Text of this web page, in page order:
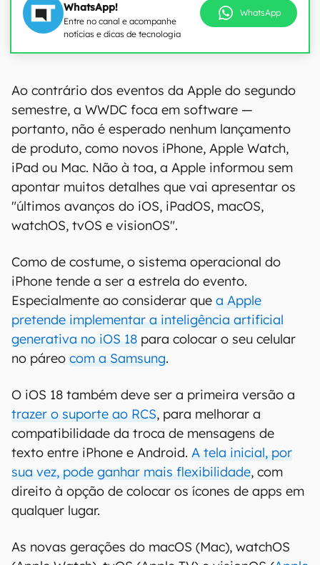
WhatsApp!
Entre no canal e acompanhe
notícias e dicas de tecnologia
WhatsApp
Ao contrário dos eventos da Apple do segundo
semestre, a WWDC foca em software —
portanto, não é esperado nenhum lançamento
de produto, como novos iPhone, Apple Watch,
iPad ou Mac. Não à toa, a Apple informou sem
apontar muitos detalhes que vai apresentar os
"últimos avanços do iOS, iPadOS, macOS,
watchOS, tvOS e visionOS".
Como de costume, o sistema operacional do
iPhone tende a ser a estrela do evento.
Especialmente ao considerar que a Apple
pretende implementar a inteligência artificial
generativa no iOS 18 para colocar o seu celular
no páreo com a Samsung.
O iOS 18 também deve ser a primeira versão a
trazer o suporte ao RCS, para melhorar a
compatibilidade da troca de mensagens de
texto entre iPhone e Android. A tela inicial, por
sua vez, pode ganhar mais flexibilidade, com
direito à opção de colocar os ícones de apps em
qualquer lugar.
As novas gerações do macOS (Mac), watchOS